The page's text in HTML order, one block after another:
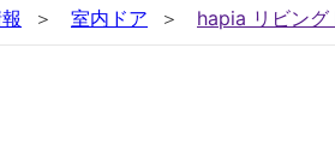
室内ドア hapia リビング